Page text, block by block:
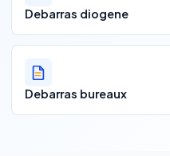
Debarras diogene
Debarras bureaux